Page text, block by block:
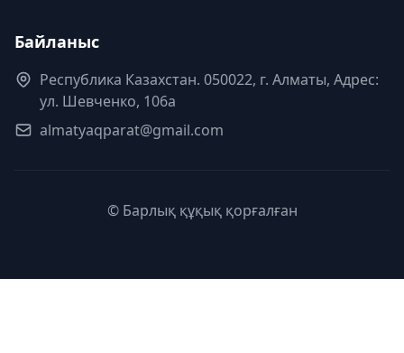
Байланыс
Республика Казахстан. 050022, г. Алматы, Адрес:
ул. Шевченко, 106а
almatyaqparat@gmail.com
© Барлық құқық қорғалған